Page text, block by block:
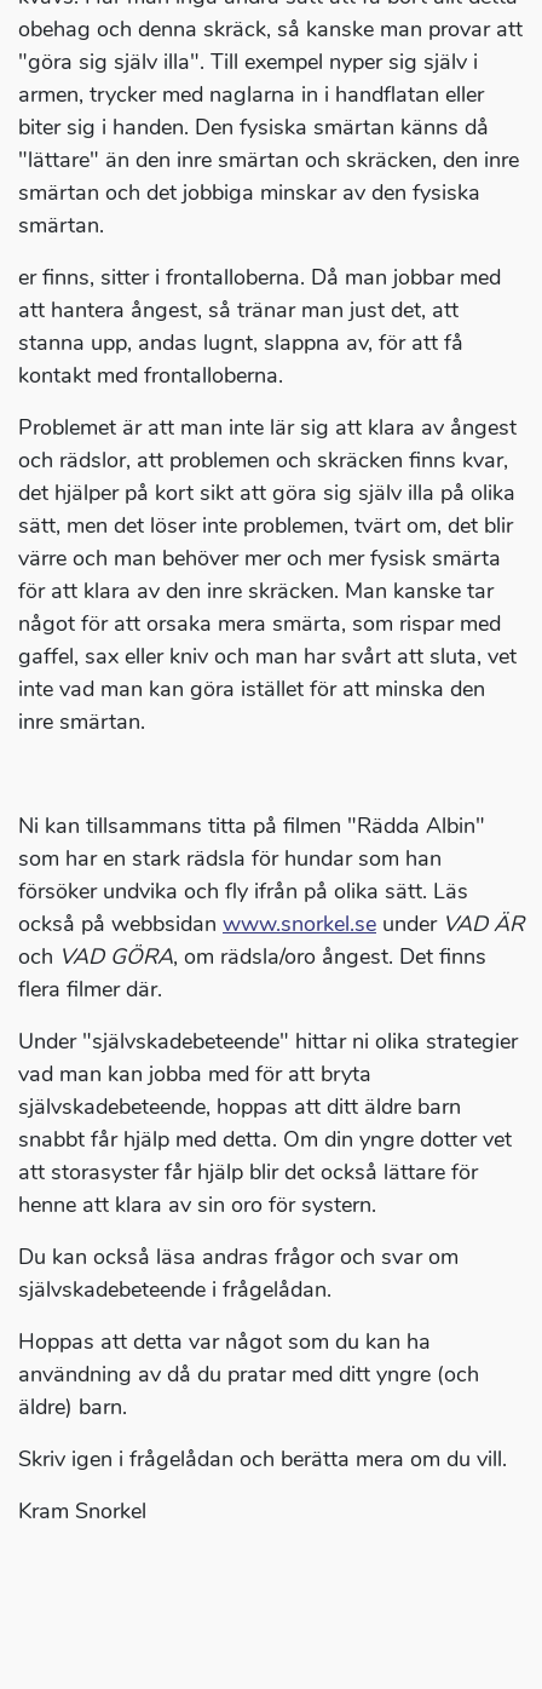
obehag och denna skräck, så kanske man provar att
"göra sig själv illa". Till exempel nyper sig själv i
armen, trycker med naglarna in i handflatan eller
biter sig i handen. Den fysiska smärtan känns då
"lättare" än den inre smärtan och skräcken, den inre
smärtan och det jobbiga minskar av den fysiska
smärtan.
er finns, sitter i frontalloberna. Då man jobbar med
att hantera ångest, så tränar man just det, att
stanna upp, andas lugnt, slappna av, för att få
kontakt med frontalloberna.
Problemet är att man inte lär sig att klara av ångest
och rädslor, att problemen och skräcken finns kvar,
det hjälper på kort sikt att göra sig själv illa på olika
sätt, men det löser inte problemen, tvärt om, det blir
värre och man behöver mer och mer fysisk smärta
för att klara av den inre skräcken. Man kanske tar
något för att orsaka mera smärta, som rispar med
gaffel, sax eller kniv och man har svårt att sluta, vet
inte vad man kan göra istället för att minska den
inre smärtan.
Ni kan tillsammans titta på filmen "Rädda Albin"
som har en stark rädsla för hundar som han
försöker undvika och fly ifrån på olika sätt. Läs
också på webbsidan www.snorkel.se under VAD ÄR
och VAD GÖRA, om rädsla/oro ångest. Det finns
flera filmer där.
Under "självskadebeteende" hittar ni olika strategier
vad man kan jobba med för att bryta
självskadebeteende, hoppas att ditt äldre barn
snabbt får hjälp med detta. Om din yngre dotter vet
att storasyster får hjälp blir det också lättare för
henne att klara av sin oro för systern.
Du kan också läsa andras frågor och svar om
självskadebeteende i frågelådan.
Hoppas att detta var något som du kan ha
användning av då du pratar med ditt yngre (och
äldre) barn.
Skriv igen i frågelådan och berätta mera om du vill.
Kram Snorkel